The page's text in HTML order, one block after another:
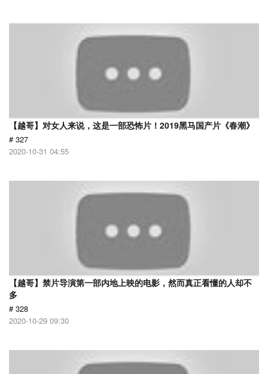
【越哥】对女人来说，这是一部恐怖片！2019黑马国产片《春潮》
# 327
2020-10-31 04:55
【越哥】禁片导演第一部内地上映的电影，然而真正看懂的人却不
多
# 328
2020-10-29 09:30